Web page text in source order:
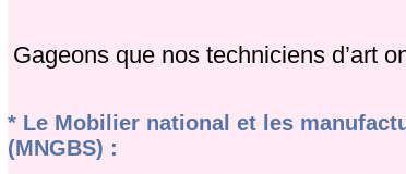
Gageons que nos techniciens d’art
* Le Mobilier national et les
(MNGBS) :